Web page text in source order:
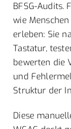
BFSG-Audits.
wie
erleben: Sie
Tastatur,
bewerten die
und
Struktur der
Diese